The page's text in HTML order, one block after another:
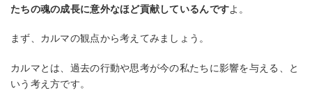
たちの魂の成長に意外なほど貢献しているんですよ。
まず、カルマの観点から考えてみましょう。
カルマとは、過去の行動や思考が今の私たちに影響を与える、と
いう考え方です。